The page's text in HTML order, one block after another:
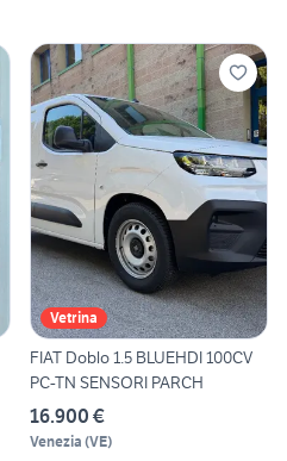
Vetrina
FIAT Doblo 1.5 BLUEHDI 100CV
PC-TN SENSORI PARCH
16.900 €
Venezia (VE)